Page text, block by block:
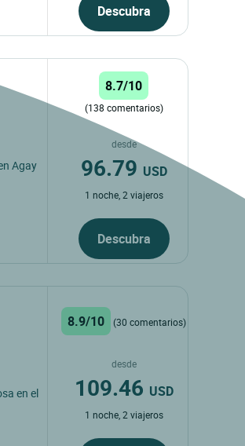
Descubra
Agay
8.7/10
(138 comentarios)
desde
96.79 USD
1 noche, 2 viajeros
Descubra
en el
8.9/10 (30 comentarios)
desde
109.46 USD
1 noche, 2 viajeros